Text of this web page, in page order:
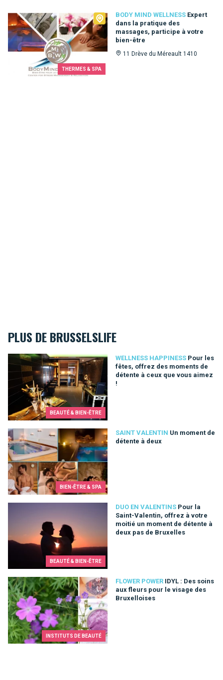
THERMES & SPA
BODY MIND WELLNESS Expert
dans la pratique des
massages, participe à votre
bien-être
11 Drève du Méreault 1410
Body Mind Wellness
PLUS DE BRUSSELSLIFE
BEAUTÉ & BIEN-ÊTRE
WELLNESS HAPPINESS Pour les
fêtes, offrez des moments de
détente à ceux que vous aimez
!
Pour les fêtes, offrez des moments de détente à ceux que
BIEN-ÊTRE & SPA
SAINT VALENTIN Un moment de
détente à deux
Un moment de détente à deux
BEAUTÉ & BIEN-ÊTRE
DUO EN VALENTINS Pour la
Saint-Valentin, offrez à votre
moitié un moment de détente à
deux pas de Bruxelles
Pour la Saint-Valentin, offrez à votre moitié un moment de
INSTITUTS DE BEAUTÉ
FLOWER POWER IDYL : Des soins
aux fleurs pour le visage des
Bruxelloises
IDYL : Des soins aux fleurs pour le visage des Bruxelloises